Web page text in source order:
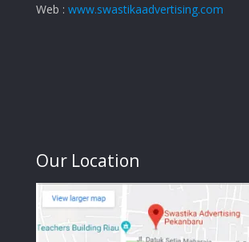
Web : www.swastikaadvertising.com
Our Location